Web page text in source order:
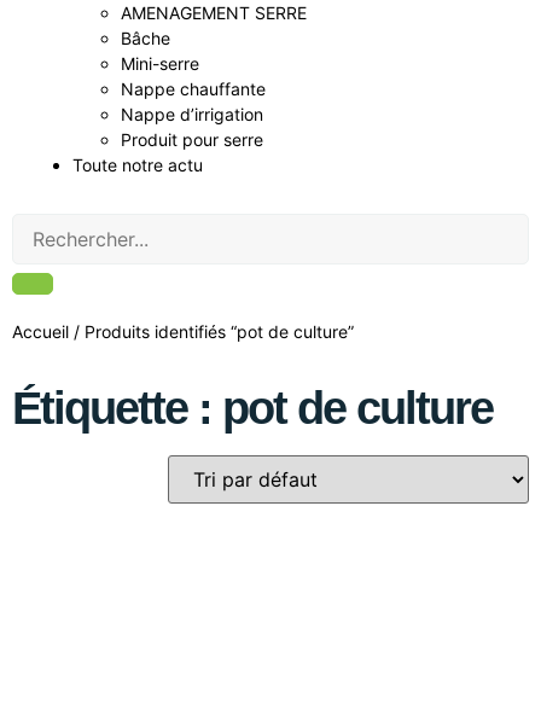
AMENAGEMENT SERRE
Bâche
Mini-serre
Nappe chauffante
Nappe d’irrigation
Produit pour serre
Toute notre actu
Accueil / Produits identifiés “pot de culture”
Étiquette : pot de culture